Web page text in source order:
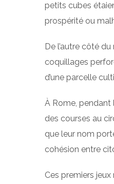
petits cubes
prospérité ou
De l’autre côté
coquillages
d’une parcelle
À Rome, pendant
des courses au
que leur nom
cohésion entre
Ces premiers